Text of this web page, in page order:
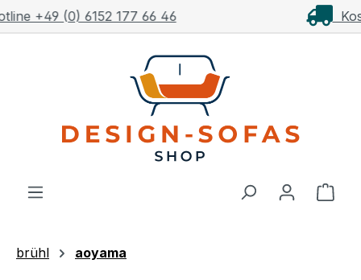
Zum Hauptinhalt springen
Kostenloser Versand ab 1.000€**
brühl aoyama